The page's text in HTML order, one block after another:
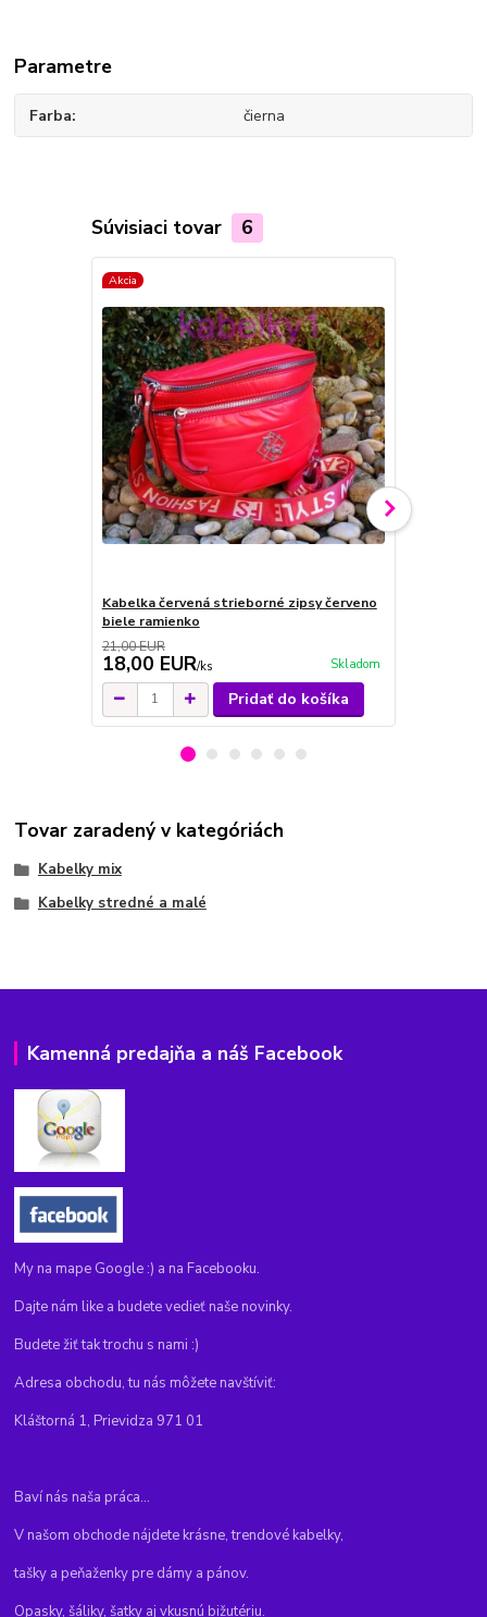
Parametre
Farba čierna
Súvisiaci tovar 6
Akcia
Kabelka červená strieborné zipsy červeno
biele ramienko
21,00 EUR
18,00 EUR/ks Skladom
Pridať do košíka
Tovar zaradený v kategóriách
Kabelky mix
Kabelky stredné a malé
Kamenná predajňa a náš Facebook
My na mape Google :) a na Facebooku.
Dajte nám like a budete vedieť naše novinky.
Budete žiť tak trochu s nami :)
Adresa obchodu, tu nás môžete navštíviť:
Kláštorná 1, Prievidza 971 01
Baví nás naša práca...
V našom obchode nájdete krásne, trendové kabelky,
tašky a peňaženky pre dámy a pánov.
Opasky, šáliky, šatky aj vkusnú bižutériu.